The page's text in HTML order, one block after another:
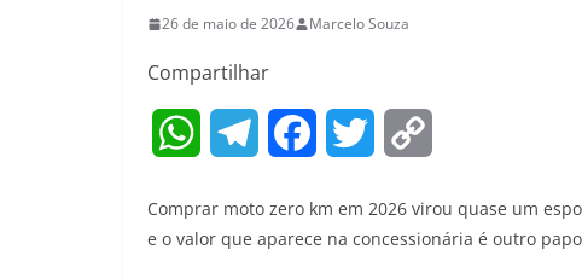
26 de maio de 2026 Marcelo Souza
Compartilhar
W
a
l
c
i
p
Comprar moto zero km em 2026 virou quase um
e o valor que aparece na concessionária é outro